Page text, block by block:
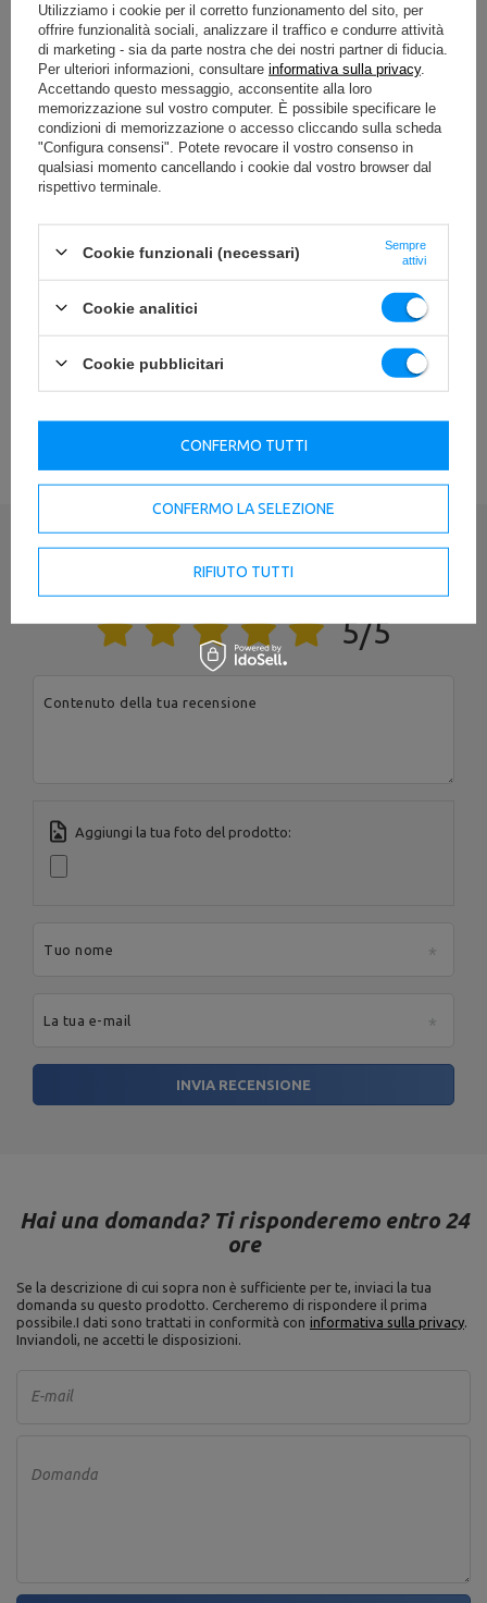
Specifiche tecniche
Altezza 64 - 85 cm
Larghezza 89 cm
55 kg
Area occupata 1,1 m
Colore della tappezzeria nero
Ente responsabile di questo prodotto nell'UE
MARBO Ulikowski
Spółka Komandytowa
Codice postale:
VEDI TUTTI I PARAMETRI
5/5
Contenuto della tua recensione
Aggiungi la tua foto del prodotto:
Tuo nome
La tua e-mail
INVIA RECENSIONE
Hai una domanda? Ti risponderemo entro 24
ore
Se la descrizione di cui sopra non è sufficiente per te, inviaci la tua
domanda su questo prodotto. Cercheremo di rispondere il prima
possibile.I dati sono trattati in conformità con informativa sulla privacy.
Inviandoli, ne accetti le disposizioni.
E-mail
Domanda
Utilizziamo i cookie per il corretto funzionamento del sito, per
offrire funzionalità sociali, analizzare il traffico e condurre attività
di marketing - sia da parte nostra che dei nostri partner di fiducia.
Per ulteriori informazioni, consultare informativa sulla privacy.
Accettando questo messaggio, acconsentite alla loro
memorizzazione sul vostro computer. È possibile specificare le
condizioni di memorizzazione o accesso cliccando sulla scheda
"Configura consensi". Potete revocare il vostro consenso in
qualsiasi momento cancellando i cookie dal vostro browser dal
rispettivo terminale.
Cookie funzionali (necessari)
Sempre
attivi
Cookie analitici
Cookie pubblicitari
CONFERMO LA SELEZIONE
RIFIUTO TUTTI
CONFERMO TUTTI